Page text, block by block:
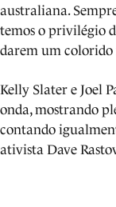
australiana.
temos o privilégio
darem um
Kelly Slater e Joel
onda, mostrando
contando
ativista Dave